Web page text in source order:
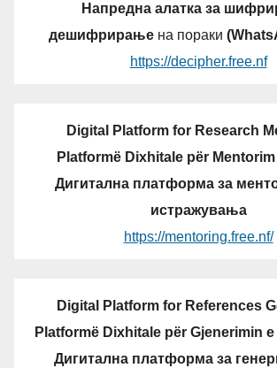
Напредна алатка за
дешифрирањена пораки
https://decipher.free.nf
Digital Platform for Research
Platformë Dixhitale për
Дигитална платформа за
истражувања
https://mentoring.free.nf/
Digital Platform for References
Platformë Dixhitale për Gjenerimin
Дигитална платформа за